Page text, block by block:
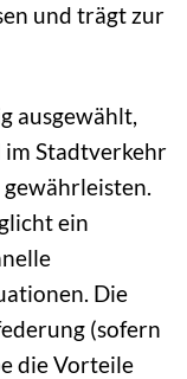
und trägt zur
ausgewählt,
im Stadtverkehr
ein
Die
(sofern
die Vorteile